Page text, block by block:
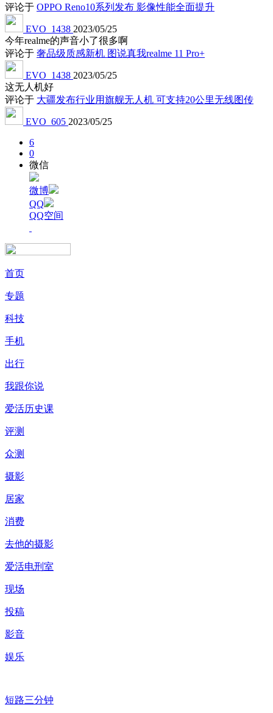
评论于 OPPO Reno10系列发布 影像性能全面提升
EVO_1438 2023/05/25
今年realme的声音小了很多啊
评论于 奢品级质感新机 图说真我realme 11 Pro+
EVO_1438 2023/05/25
这无人机好
评论于 大疆发布行业用旗舰无人机 可支持20公里无线图传
EVO_605 2023/05/25
6
0
微信
微博
QQ
QQ空间
首页
专题
科技
手机
出行
我跟你说
爱活历史课
评测
众测
摄影
居家
消费
去他的摄影
爱活电刑室
现场
投稿
影音
娱乐
短路三分钟